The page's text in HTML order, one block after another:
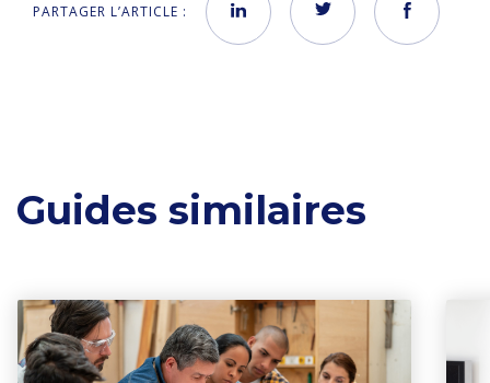
PARTAGER L’ARTICLE :
Guides similaires